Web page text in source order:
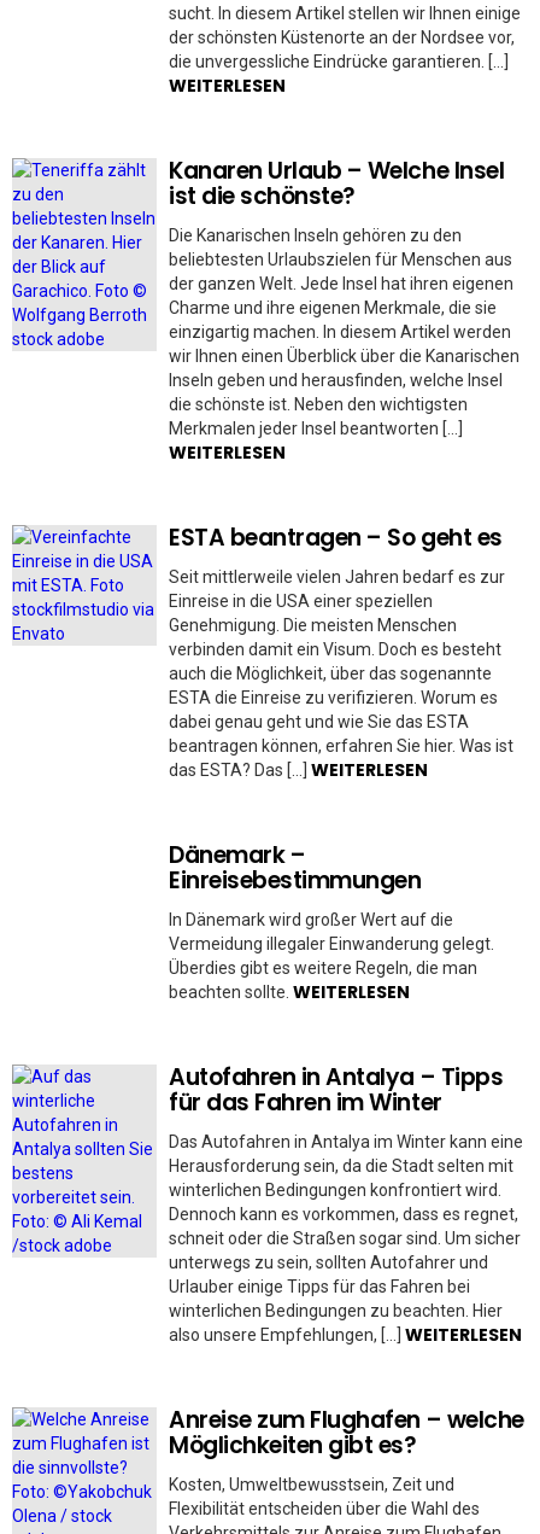
sucht. In diesem Artikel stellen wir Ihnen einige
der schönsten Küstenorte an der Nordsee vor,
die unvergessliche Eindrücke garantieren. […]
WEITERLESEN
Kanaren Urlaub – Welche Insel
ist die schönste?
Die Kanarischen Inseln gehören zu den
beliebtesten Urlaubszielen für Menschen aus
der ganzen Welt. Jede Insel hat ihren eigenen
Charme und ihre eigenen Merkmale, die sie
einzigartig machen. In diesem Artikel werden
wir Ihnen einen Überblick über die Kanarischen
Inseln geben und herausfinden, welche Insel
die schönste ist. Neben den wichtigsten
Merkmalen jeder Insel beantworten […]
WEITERLESEN
ESTA beantragen – So geht es
Seit mittlerweile vielen Jahren bedarf es zur
Einreise in die USA einer speziellen
Genehmigung. Die meisten Menschen
verbinden damit ein Visum. Doch es besteht
auch die Möglichkeit, über das sogenannte
ESTA die Einreise zu verifizieren. Worum es
dabei genau geht und wie Sie das ESTA
beantragen können, erfahren Sie hier. Was ist
das ESTA? Das […] WEITERLESEN
Dänemark –
Einreisebestimmungen
In Dänemark wird großer Wert auf die
Vermeidung illegaler Einwanderung gelegt.
Überdies gibt es weitere Regeln, die man
beachten sollte. WEITERLESEN
Autofahren in Antalya – Tipps
für das Fahren im Winter
Das Autofahren in Antalya im Winter kann eine
Herausforderung sein, da die Stadt selten mit
winterlichen Bedingungen konfrontiert wird.
Dennoch kann es vorkommen, dass es regnet,
schneit oder die Straßen sogar sind. Um sicher
unterwegs zu sein, sollten Autofahrer und
Urlauber einige Tipps für das Fahren bei
winterlichen Bedingungen zu beachten. Hier
also unsere Empfehlungen, […] WEITERLESEN
Anreise zum Flughafen – welche
Möglichkeiten gibt es?
Kosten, Umweltbewusstsein, Zeit und
Flexibilität entscheiden über die Wahl des